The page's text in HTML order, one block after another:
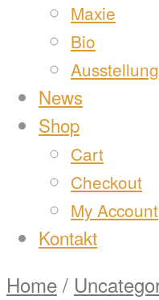
Maxie
Bio
News
Shop
Cart
Checkout
My Account
Kontakt
Home /